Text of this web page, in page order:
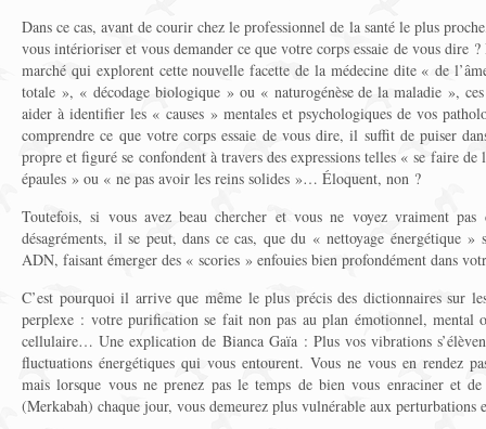
Dans ce cas, avant de courir chez le professionnel de la santé le plus
vous intérioriser et vous demander ce que votre corps essaie de vous dire
marché qui explorent cette nouvelle facette de la médecine dite « de
totale », « décodage biologique » ou « naturogénèse de la maladie »,
aider à identifier les « causes » mentales et psychologiques de vos
comprendre ce que votre corps essaie de vous dire, il suffit de puiser
propre et figuré se confondent à travers des expressions telles « se faire
épaules » ou « ne pas avoir les reins solides »… Éloquent, non ?
Toutefois, si vous avez beau chercher et vous ne voyez vraiment
désagréments, il se peut, dans ce cas, que du « nettoyage énergétique »
ADN, faisant émerger des « scories » enfouies bien profondément dans
C’est pourquoi il arrive que même le plus précis des dictionnaires sur
perplexe : votre purification se fait non pas au plan émotionnel, mental
cellulaire… Une explication de Bianca Gaïa : Plus vos vibrations
fluctuations énergétiques qui vous entourent. Vous ne vous en rendez
mais lorsque vous ne prenez pas le temps de bien vous enraciner et
(Merkabah) chaque jour, vous demeurez plus vulnérable aux perturbations